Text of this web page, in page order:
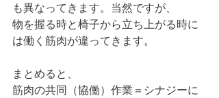
も異なってきます。当然ですが、
物を握る時と椅子から立ち上がる時に
は働く筋肉が違ってきます。
まとめると、
筋肉の共同（協働）作業＝シナジーに